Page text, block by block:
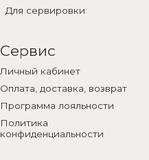
Для сервировки
Сервис
Личный кабинет
Оплата, доставка, возврат
Программа лояльности
Политика
конфиденциальности